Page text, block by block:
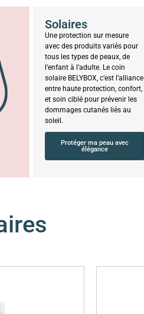
Solaires
Une protection sur mesure
avec des produits variés pour
tous les types de peaux, de
l’enfant à l’adulte. Le coin
solaire BELYBOX, c’est l’alliance
entre haute protection, confort,
et soin ciblé pour prévenir les
dommages cutanés liés au
soleil.
Protéger ma peau avec
élégance